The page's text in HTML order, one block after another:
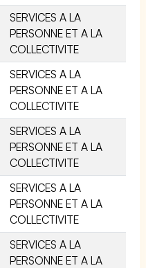
SERVICES A LA
PERSONNE ET A LA
COLLECTIVITE
SERVICES A LA
PERSONNE ET A LA
COLLECTIVITE
SERVICES A LA
PERSONNE ET A LA
COLLECTIVITE
SERVICES A LA
PERSONNE ET A LA
COLLECTIVITE
SERVICES A LA
PERSONNE ET A LA